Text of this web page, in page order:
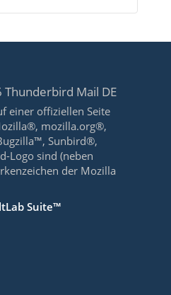
Mail DE
einer offiziellen Seite
mozilla.org®,
Sunbird®,
Logo sind (neben
der Mozilla
Suite™